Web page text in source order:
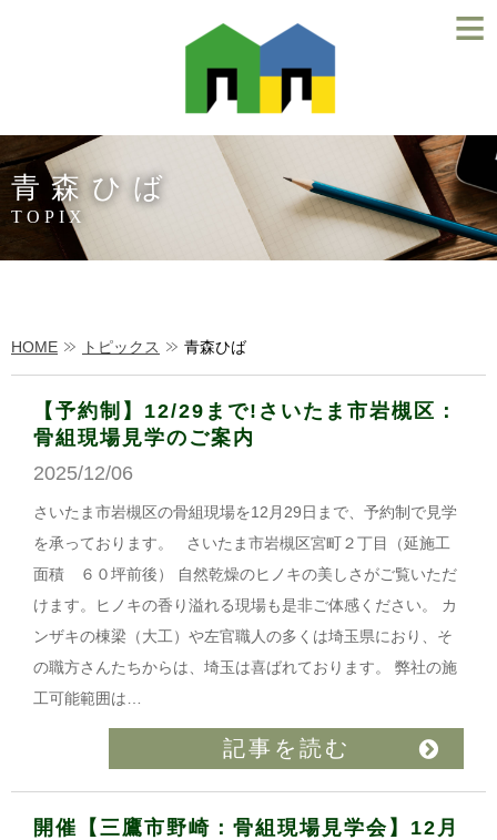
青森ひば
TOPIX
HOME トピックス 青森ひば
【予約制】12/29まで!さいたま市岩槻区：
骨組現場見学のご案内
2025/12/06
さいたま市岩槻区の骨組現場を12月29日まで、予約制で見学
を承っております。 さいたま市岩槻区宮町２丁目（延施工
面積 ６０坪前後） 自然乾燥のヒノキの美しさがご覧いただ
けます。ヒノキの香り溢れる現場も是非ご体感ください。 カ
ンザキの棟梁（大工）や左官職人の多くは埼玉県におり、そ
の職方さんたちからは、埼玉は喜ばれております。 弊社の施
工可能範囲は…
記事を読む
開催【三鷹市野崎：骨組現場見学会】12月
≡